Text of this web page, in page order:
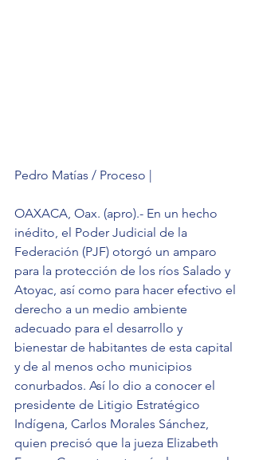
Pedro Matías / Proceso |
OAXACA, Oax. (apro).- En un hecho
inédito, el Poder Judicial de la
Federación (PJF) otorgó un amparo
para la protección de los ríos Salado y
Atoyac, así como para hacer efectivo el
derecho a un medio ambiente
adecuado para el desarrollo y
bienestar de habitantes de esta capital
y de al menos ocho municipios
conurbados. Así lo dio a conocer el
presidente de Litigio Estratégico
Indígena, Carlos Morales Sánchez,
quien precisó que la jueza Elizabeth